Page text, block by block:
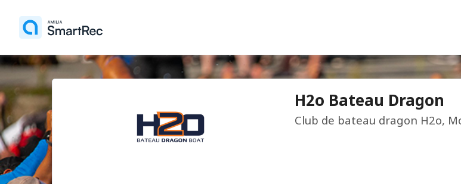
H2o Bateau Dragon
Club de bateau dragon H2o,